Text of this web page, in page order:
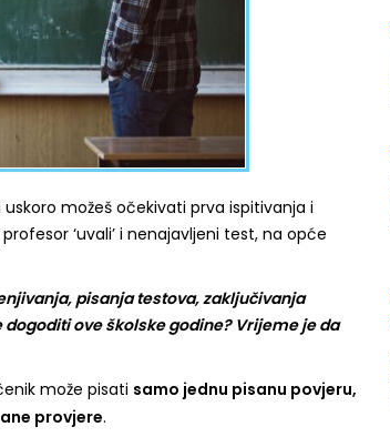
možeš očekivati prva ispitivanja i
‘uvali’ i nenajavljeni test, na opće
pisanja testova, zaključivanja
ove školske godine? Vrijeme je da
može pisati samo jednu pisanu povjeru,
provjere.